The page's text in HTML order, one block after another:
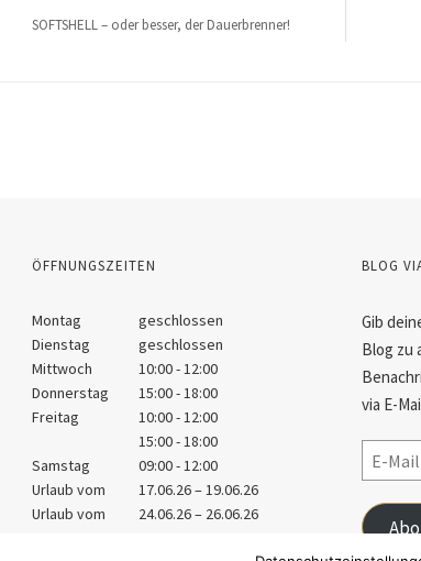
SOFTSHELL – oder besser, der Dauerbrenner!
ÖFFNUNGSZEITEN
Montag
geschlossen
Dienstag
geschlossen
Mittwoch
10:00 - 12:00
Donnerstag
15:00 - 18:00
Freitag
10:00 - 12:00
15:00 - 18:00
Samstag
09:00 - 12:00
Urlaub vom
17.06.26 – 19.06.26
Urlaub vom
24.06.26 – 26.06.26
BLOG
Gib
Blog zu
via E-